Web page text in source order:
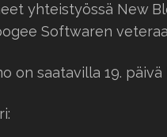
yhteistyössä New
Softwaren
on saatavilla 19. päivä